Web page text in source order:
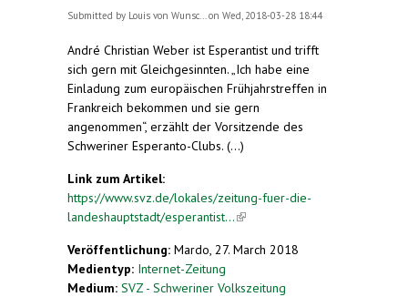
Submitted by Louis von Wunsc... on Wed, 2018-03-28 18:44
André Christian Weber ist Esperantist und trifft
sich gern mit Gleichgesinnten. „Ich habe eine
Einladung zum europäischen Frühjahrstreffen in
Frankreich bekommen und sie gern
angenommen“, erzählt der Vorsitzende des
Schweriner Esperanto-Clubs. (...)
Link zum Artikel:
https://www.svz.de/lokales/zeitung-fuer-die-
landeshauptstadt/esperantist...(link is external)
Veröffentlichung: Mardo, 27. March 2018
Medientyp: Internet-Zeitung
Medium: SVZ - Schweriner Volkszeitung